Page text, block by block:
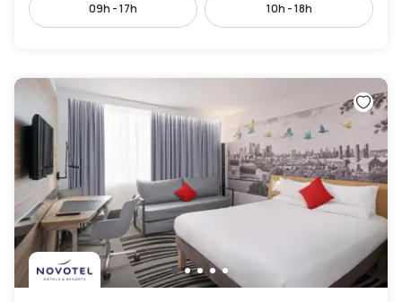
09h - 17h 10h - 18h